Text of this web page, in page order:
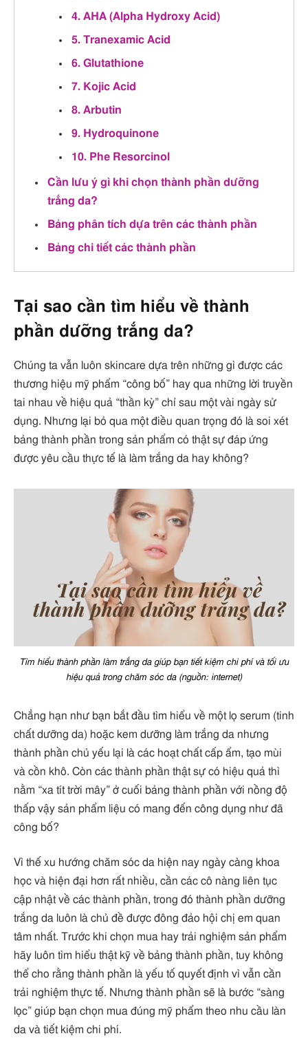
4. AHA (Alpha Hydroxy Acid)
5. Tranexamic Acid
6. Glutathione
7. Kojic Acid
8. Arbutin
9. Hydroquinone
10. Phe Resorcinol
Cần lưu ý gì khi chọn thành phần dưỡng
trắng da?
Bảng phân tích dựa trên các thành phần
Bảng chi tiết các thành phần
Tại sao cần tìm hiểu về thành
phần dưỡng trắng da?
Chúng ta vẫn luôn skincare dựa trên những gì được các
thương hiệu mỹ phẩm “công bố” hay qua những lời truyền
tai nhau về hiệu quả “thần kỳ” chỉ sau một vài ngày sử
dụng. Nhưng lại bỏ qua một điều quan trọng đó là soi xét
bảng thành phần trong sản phẩm có thật sự đáp ứng
được yêu cầu thực tế là làm trắng da hay không?
Tìm hiểu thành phần làm trắng da giúp bạn tiết kiệm chi phí và tối ưu
hiệu quả trong chăm sóc da (nguồn: internet)
Chẳng hạn như bạn bắt đầu tìm hiểu về một lọ serum (tinh
chất dưỡng da) hoặc kem dưỡng làm trắng da nhưng
thành phần chủ yếu lại là các hoạt chất cấp ẩm, tạo mùi
và cồn khô. Còn các thành phần thật sự có hiệu quả thì
nằm “xa tít trời mây” ở cuối bảng thành phần với nồng độ
thấp vậy sản phẩm liệu có mang đến công dụng như đã
công bố?
Vì thế xu hướng chăm sóc da hiện nay ngày càng khoa
học và hiện đại hơn rất nhiều, cần các cô nàng liên tục
cập nhật về các thành phần, trong đó thành phần dưỡng
trắng da luôn là chủ đề được đông đảo hội chị em quan
tâm nhất. Trước khi chọn mua hay trải nghiệm sản phẩm
hãy luôn tìm hiểu thật kỹ về bảng thành phần, tuy không
thể cho rằng thành phần là yếu tố quyết định vì vẫn cần
trải nghiệm thực tế. Nhưng thành phần sẽ là bước “sàng
lọc” giúp bạn chọn mua đúng mỹ phẩm theo nhu cầu làn
da và tiết kiệm chi phí.